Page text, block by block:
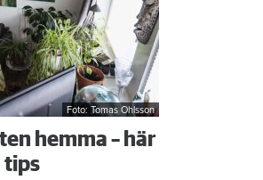
Foto: Tomas Ohlsson
hemma – här
tips